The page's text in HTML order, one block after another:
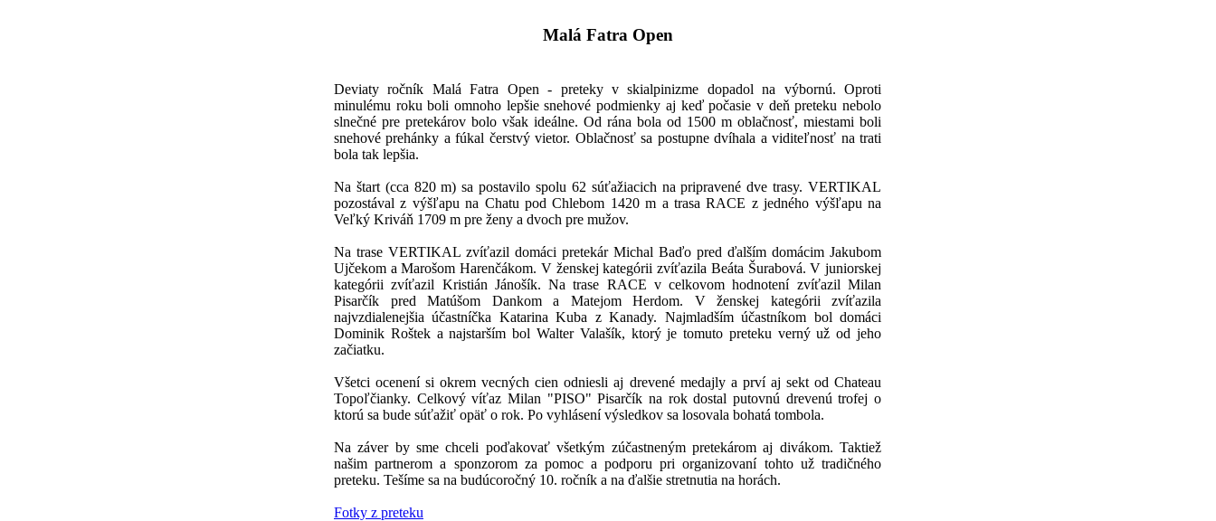
Malá Fatra Open
Deviaty ročník Malá Fatra Open - preteky v skialpinizme dopadol na výbornú. Oproti
minulému roku boli omnoho lepšie snehové podmienky aj keď počasie v deň preteku nebolo
slnečné pre pretekárov bolo však ideálne. Od rána bola od 1500 m oblačnosť, miestami boli
snehové prehánky a fúkal čerstvý vietor. Oblačnosť sa postupne dvíhala a viditeľnosť na trati
bola tak lepšia.
Na štart (cca 820 m) sa postavilo spolu 62 súťažiacich na pripravené dve trasy. VERTIKAL
pozostával z výšľapu na Chatu pod Chlebom 1420 m a trasa RACE z jedného výšľapu na
Veľký Kriváň 1709 m pre ženy a dvoch pre mužov.
Na trase VERTIKAL zvíťazil domáci pretekár Michal Baďo pred ďalším domácim Jakubom
Ujčekom a Marošom Harenčákom. V ženskej kategórii zvíťazila Beáta Šurabová. V juniorskej
kategórii zvíťazil Kristián Jánošík. Na trase RACE v celkovom hodnotení zvíťazil Milan
Pisarčík pred Matúšom Dankom a Matejom Herdom. V ženskej kategórii zvíťazila
najvzdialenejšia účastníčka Katarina Kuba z Kanady. Najmladším účastníkom bol domáci
Dominik Roštek a najstarším bol Walter Valašík, ktorý je tomuto preteku verný už od jeho
začiatku.
Všetci ocenení si okrem vecných cien odniesli aj drevené medajly a prví aj sekt od Chateau
Topoľčianky. Celkový víťaz Milan "PISO" Pisarčík na rok dostal putovnú drevenú trofej o
ktorú sa bude súťažiť opäť o rok. Po vyhlásení výsledkov sa losovala bohatá tombola.
Na záver by sme chceli poďakovať všetkým zúčastneným pretekárom aj divákom. Taktiež
našim partnerom a sponzorom za pomoc a podporu pri organizovaní tohto už tradičného
preteku. Tešíme sa na budúcoročný 10. ročník a na ďalšie stretnutia na horách.
Fotky z preteku